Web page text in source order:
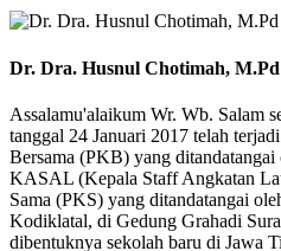
Dr. Dra. Husnul Chotimah, M.Pd
Assalamu'alaikum Wr. Wb. Salam
tanggal 24 Januari 2017 telah
Bersama (PKB) yang
KASAL (Kepala Staff Angkatan
Sama (PKS) yang ditandatangai
Kodiklatal, di Gedung Grahadi
dibentuknya sekolah baru di Jawa